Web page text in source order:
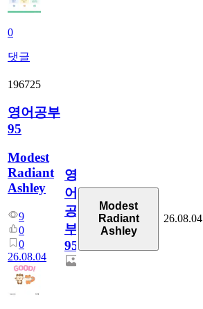
0
댓글
196725
영어공부
95
Modest
Radiant
Ashley
9
0
0
26.08.04
영
어
공
부
95
Modest
Radiant
Ashley
26.08.04